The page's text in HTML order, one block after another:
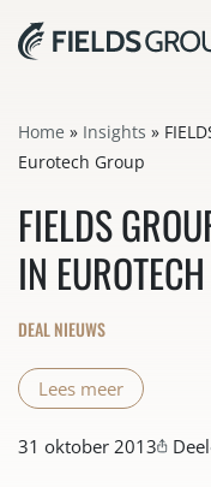
Home » Insights »
Eurotech Group
FIELDS
IN
DEAL NIEUWS
Lees meer
31 oktober 2013 Deel